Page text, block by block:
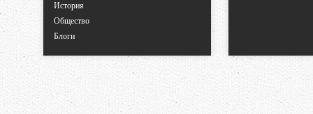
История
Общество
Блоги